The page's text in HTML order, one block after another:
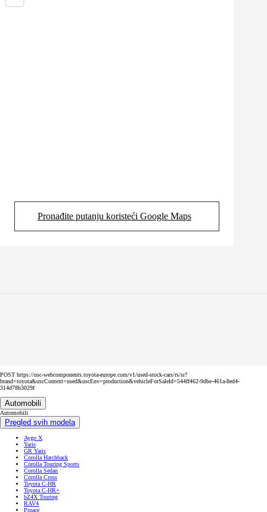
Pronađite putanju koristeći Google Maps
(Opens in new tab)
POST https://usc-webcomponents.toyota-europe.com/v1/used-stock-cars/rs/sr?
brand=toyota&uscContext=used&uscEnv=production&vehicleForSaleId=544ff462-9dbe-461a-8ed4-
314d78b3029f
Automobili
Automobili
Pregled svih modela
Aygo X
Yaris
GR Yaris
Corolla Hatchback
Corolla Touring Sports
Corolla Sedan
Corolla Cross
Toyota C-HR
Toyota C-HR+
bZ4X Touring
RAV4
Proace